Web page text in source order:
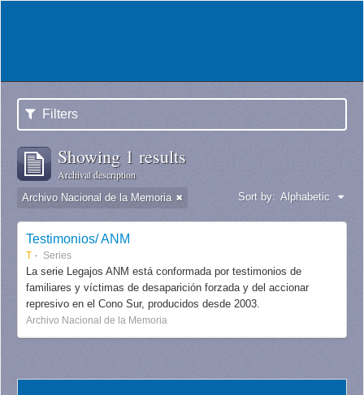
Filters
Showing 1 results
Archival description
Archivo Nacional de la Memoria Sort by: Alphabetic
Testimonios/ ANM
T Series
La serie Legajos ANM está conformada por testimonios de
familiares y víctimas de desaparición forzada y del accionar
represivo en el Cono Sur, producidos desde 2003.
Archivo Nacional de la Memoria